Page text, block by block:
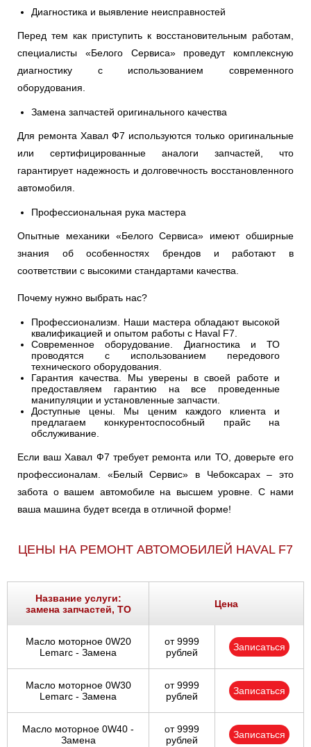
Диагностика и выявление неисправностей
Перед тем как приступить к восстановительным работам,
специалисты «Белого Сервиса» проведут комплексную
диагностику с использованием современного
оборудования.
Замена запчастей оригинального качества
Для ремонта Хавал Ф7 используются только оригинальные
или сертифицированные аналоги запчастей, что
гарантирует надежность и долговечность восстановленного
автомобиля.
Профессиональная рука мастера
Опытные механики «Белого Сервиса» имеют обширные
знания об особенностях брендов и работают в
соответствии с высокими стандартами качества.
Почему нужно выбрать нас?
Профессионализм. Наши мастера обладают высокой
квалификацией и опытом работы с Haval F7.
Современное оборудование. Диагностика и ТО
проводятся с использованием передового
технического оборудования.
Гарантия качества. Мы уверены в своей работе и
предоставляем гарантию на все проведенные
манипуляции и установленные запчасти.
Доступные цены. Мы ценим каждого клиента и
предлагаем конкурентоспособный прайс на
обслуживание.
Если ваш Хавал Ф7 требует ремонта или ТО, доверьте его
профессионалам. «Белый Сервис» в Чебоксарах – это
забота о вашем автомобиле на высшем уровне. С нами
ваша машина будет всегда в отличной форме!
ЦЕНЫ НА РЕМОНТ АВТОМОБИЛЕЙ HAVAL F7
Название услуги:
замена запчастей, ТО
Цена
Масло моторное 0W20
Lemarc - Замена
от 9999
рублей
Записаться
Масло моторное 0W30
Lemarc - Замена
от 9999
рублей
Записаться
Масло моторное 0W40 -
Замена
от 9999
рублей
Записаться